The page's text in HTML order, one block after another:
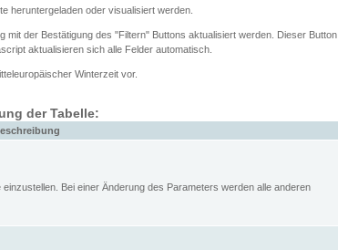
heruntergeladen oder visualisiert werden.
der Bestätigung des "Filtern" Buttons aktualisiert werden. Dieser Button
aktualisieren sich alle Felder automatisch.
Winterzeit vor.
der Tabelle:
Bei einer Änderung des Parameters werden alle anderen